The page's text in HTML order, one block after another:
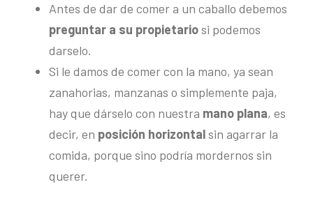
Antes de dar de comer a un caballo debemos
preguntar a su propietariosi podemos
darselo.
Si le damos de comer con la mano, ya sean
zanahorias, manzanas o simplemente paja,
hay que dárselo con nuestra mano plana, es
decir, en posición horizontalsin agarrar la
comida, porque sino podría mordernos sin
querer.